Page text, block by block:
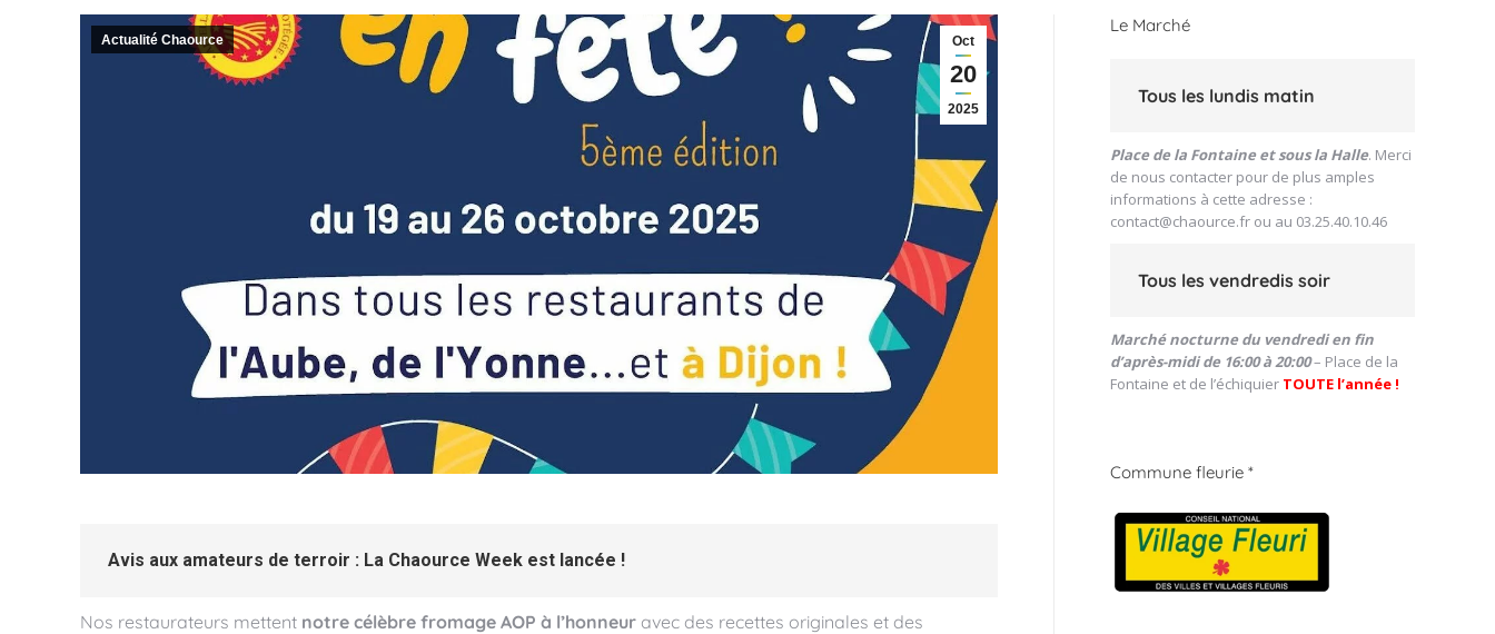
Oct
20
2025
Actualité Chaource
Avis aux amateurs de terroir : La Chaource Week est lancée !
Nos restaurateurs mettent notre célèbre fromage AOP à l’honneur avec des recettes originales et des
Le Marché
Tous les lundis matin
Place de la Fontaine et sous la Halle. Merci
de nous contacter pour de plus amples
informations à cette adresse :
contact@chaource.fr ou au 03.25.40.10.46
Tous les vendredis soir
Marché nocturne du vendredi en fin
d’après-midi de 16:00 à 20:00– Place de la
Fontaine et de l’échiquier TOUTE l’année !
Commune fleurie *